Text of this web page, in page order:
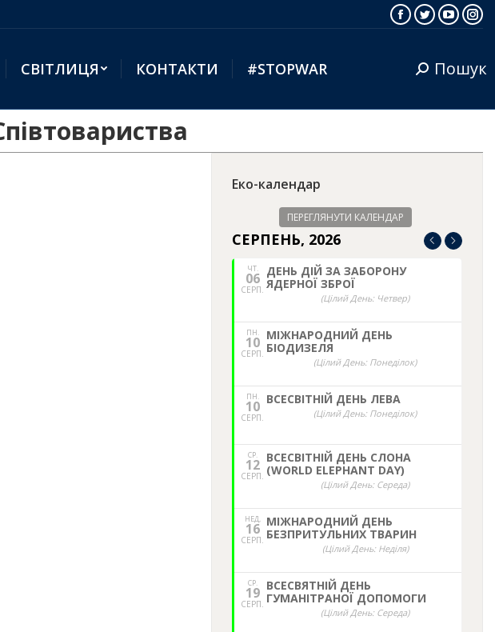
Facebook
Twitter
СВІТЛИЦЯ КОНТАКТИ #STOPWAR Search:Пошук
Еко-календар
ПЕРЕГЛЯНУТИ КАЛЕНДАР
СЕРПЕНЬ, 2026
ЧТ.
06
СЕРП.
ДЕНЬ ДІЙ ЗА ЗАБОРОНУ
ЯДЕРНОЇ ЗБРОЇ
(Цілий День: Четвер)
ПН.
10
СЕРП.
МІЖНАРОДНИЙ ДЕНЬ
БІОДИЗЕЛЯ
(Цілий День: Понеділок)
ПН.
10
СЕРП.
ВСЕСВІТНІЙ ДЕНЬ ЛЕВА
(Цілий День: Понеділок)
СР.
12
СЕРП.
ВСЕСВІТНІЙ ДЕНЬ СЛОНА
(WORLD ELEPHANT DAY)
(Цілий День: Середа)
НЕД,
16
СЕРП.
МІЖНАРОДНИЙ ДЕНЬ
БЕЗПРИТУЛЬНИХ ТВАРИН
(Цілий День: Неділя)
СР.
19
СЕРП.
ВСЕСВЯТНІЙ ДЕНЬ
ГУМАНІТРАНОЇ ДОПОМОГИ
(Цілий День: Середа)